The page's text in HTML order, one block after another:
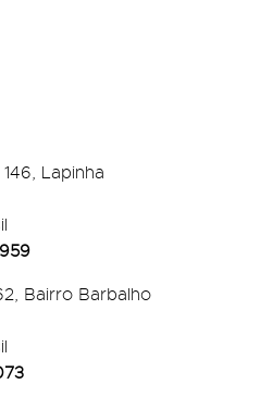
, Lapinha
Bairro Barbalho